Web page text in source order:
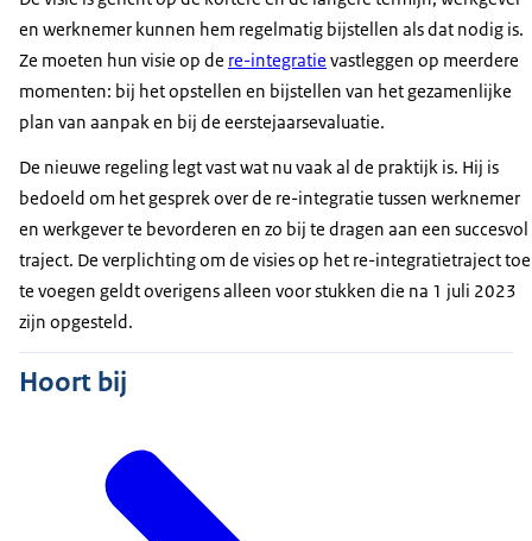
en werknemer kunnen hem regelmatig bijstellen als dat nodig is.
Ze moeten hun visie op de re-integratie vastleggen op meerdere
momenten: bij het opstellen en bijstellen van het gezamenlijke
plan van aanpak en bij de eerstejaarsevaluatie.
De nieuwe regeling legt vast wat nu vaak al de praktijk is. Hij is
bedoeld om het gesprek over de re-integratie tussen werknemer
en werkgever te bevorderen en zo bij te dragen aan een succesvol
traject. De verplichting om de visies op het re-integratietraject toe
te voegen geldt overigens alleen voor stukken die na 1 juli 2023
zijn opgesteld.
Hoort bij